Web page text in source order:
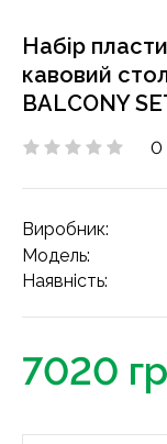
Набір
кавовий
BALCONY
0
Виробник:
Модель:
Наявність:
7020